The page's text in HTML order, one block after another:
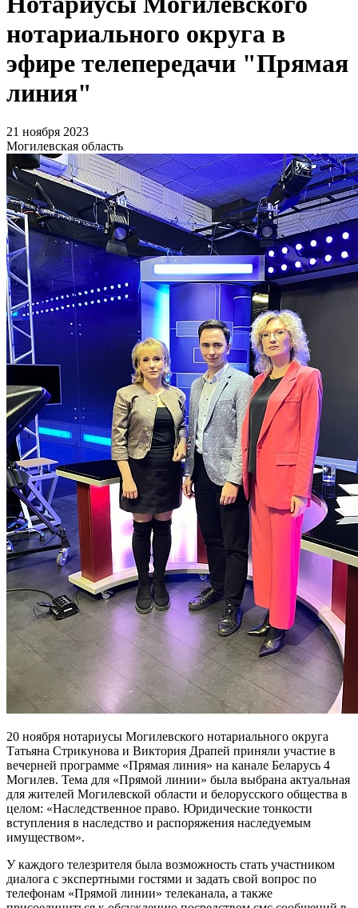
нотариального округа в
эфире телепередачи "Прямая
линия"
21 ноября 2023
Могилевская область
20 ноября нотариусы Могилевского нотариального округа
Татьяна Стрикунова и Виктория Драпей приняли участие в
вечерней программе «Прямая линия» на канале Беларусь 4
Могилев. Тема для «Прямой линии» была выбрана актуальная
для жителей Могилевской области и белорусского общества в
целом: «Наследственное право. Юридические тонкости
вступления в наследство и распоряжения наследуемым
имуществом».
У каждого телезрителя была возможность стать участником
диалога с экспертными гостями и задать свой вопрос по
телефонам «Прямой линии» телеканала, а также